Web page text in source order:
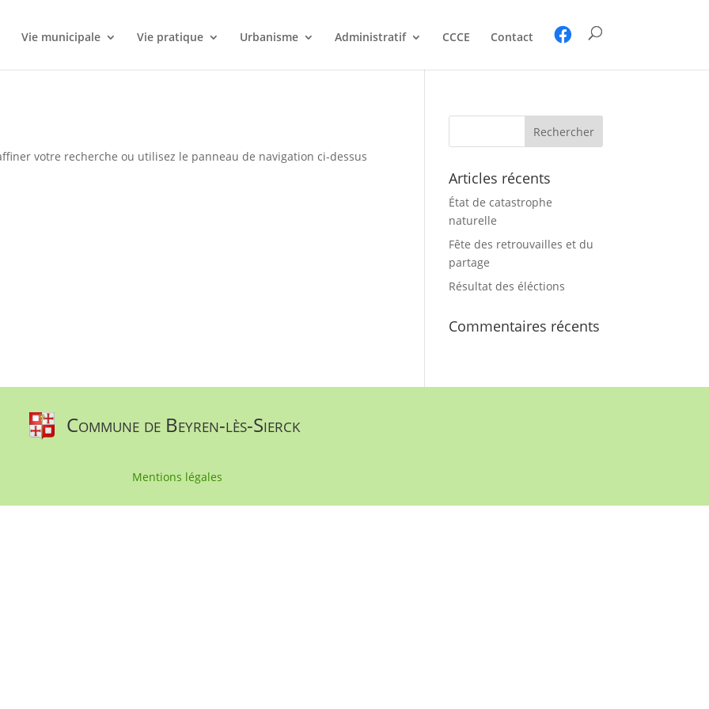
Vie municipale Vie pratique Urbanisme Administratif CCCE Contact
votre recherche ou utilisez le panneau de navigation ci-dessus
Rechercher :
Articles récents
État de catastrophe
naturelle
Fête des retrouvailles et du
partage
Résultat des éléctions
Commentaires récents
Commune de Beyren-lès-Sierck
Mentions légales